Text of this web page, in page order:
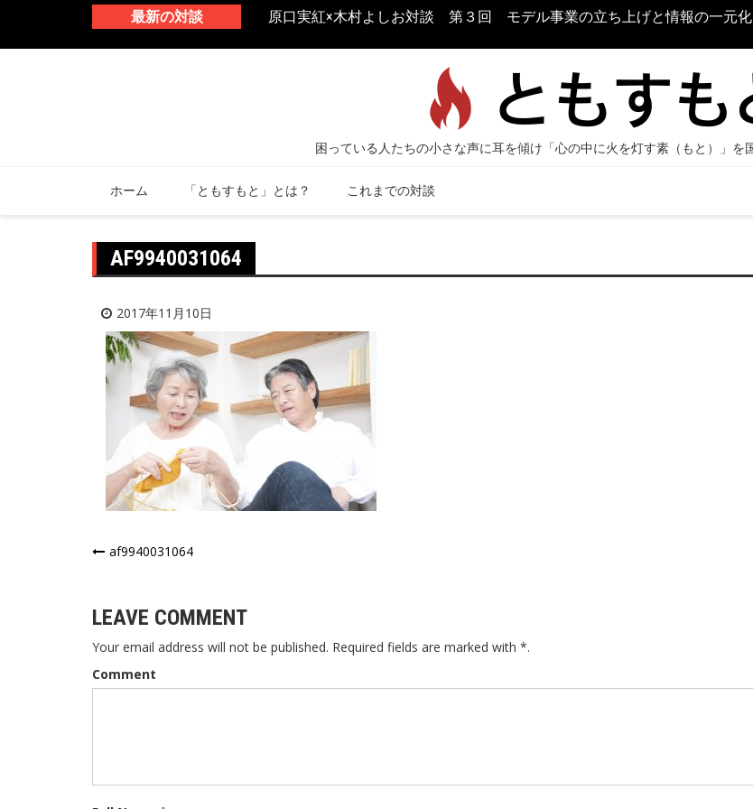
最新の対談
づらさと向き合うトラウマ診療 原口実紅×木村よしお対談 第３回 モデル事業の立ち上げと情報の一元化
ホーム 「ともすもと」とは？ これまでの対談
AF9940031064
2017年11月10日
投
ナ
ビ
ゲ
ン
af9940031064
LEAVE COMMENT
Your email address will not be published. Required fields are marked with *.
Comment